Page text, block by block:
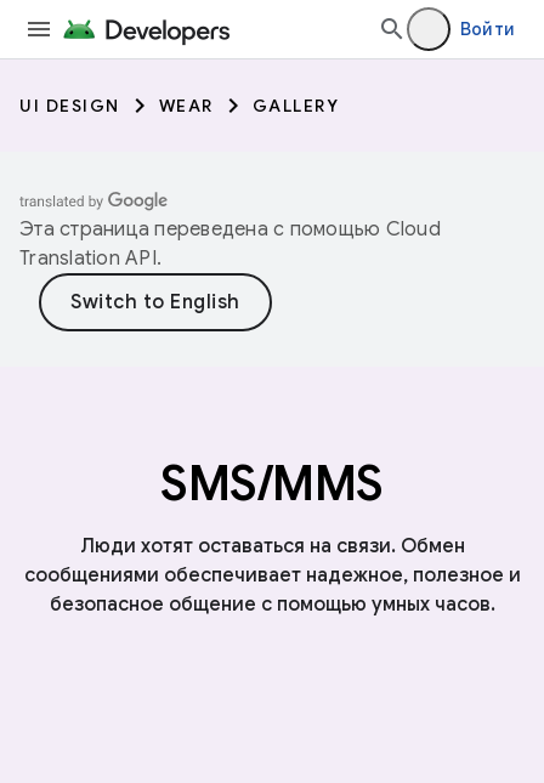
Войти
UI DESIGN WEAR GALLERY
Эта страница переведена с помощью Cloud
Translation API.
SMS/MMS
Люди хотят оставаться на связи. Обмен
сообщениями обеспечивает надежное, полезное и
безопасное общение с помощью умных часов.